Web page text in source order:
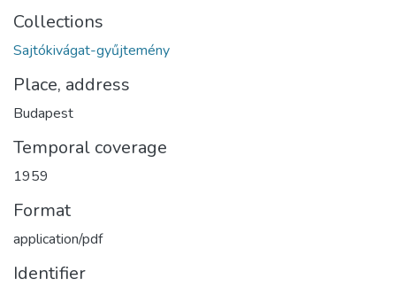
Collections
Sajtókivágat-gyűjtemény
Place, address
Budapest
Temporal coverage
1959
Format
application/pdf
Identifier